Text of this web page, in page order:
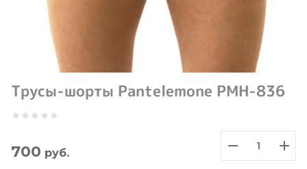
Трусы-шорты Pantelemone PMH-836
700 руб.